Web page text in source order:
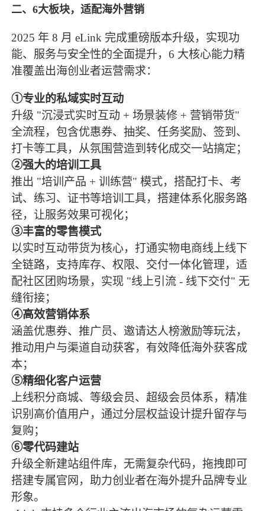
二、6大板块，适配海外营销
2025 年 8 月 eLink 完成重磅版本升级，实现功
能、服务与安全性的全面提升，6 大核心能力精
准覆盖出海创业者运营需求：
①专业的私域实时互动
升级 "沉浸式实时互动 + 场景装修 + 营销带货"
全流程，包含优惠券、抽奖、任务奖励、签到、
打卡等工具，从氛围营造到转化成交一站搞定；
②强大的培训工具
推出 "培训产品 + 训练营" 模式，搭配打卡、考
试、练习、证书等培训工具，搭建体系化服务路
径，让服务效果可视化；
③丰富的零售模式
以实时互动带货为核心，打通实物电商线上线下
全链路，支持库存、权限、交付一体化管理，适
配社区团购场景，实现 "线上引流 - 线下交付" 无
缝衔接；
④高效营销体系
涵盖优惠券、推广员、邀请达人榜激励等玩法，
推动用户与渠道自动获客，有效降低海外获客成
本；
⑤精细化客户运营
上线积分商城、等级会员、超级会员体系，精准
识别高价值用户，通过分层权益设计提升留存与
复购；
⑥零代码建站
升级全新建站组件库，无需复杂代码，拖拽即可
搭建专属官网，助力创业者在海外提升品牌专业
形象。